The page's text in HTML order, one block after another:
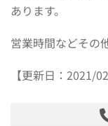
あります。
営業時間などその
【更新日：2021/